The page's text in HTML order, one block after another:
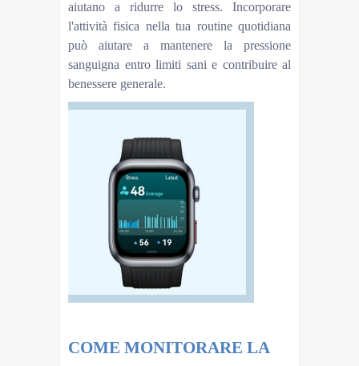
aiutano a ridurre lo stress. Incorporare
l'attività fisica nella tua routine quotidiana
può aiutare a mantenere la pressione
sanguigna entro limiti sani e contribuire al
benessere generale.
COME MONITORARE LA